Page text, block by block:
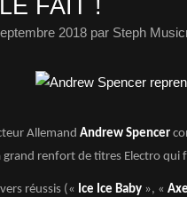
FAIT !
2018 par Steph
Allemand Andrew Spencer
grand renfort de titres Electro
réussis (« Ice Ice Baby », «